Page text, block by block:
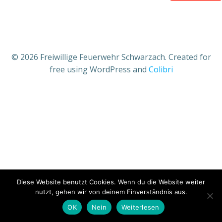
© 2026 Freiwillige Feuerwehr Schwarzach. Created for
free using WordPress and Colibri
Diese Website benutzt Cookies. Wenn du die Website weiter
nutzt, gehen wir von deinem Einverständnis aus.
OK
Nein Weiterlesen